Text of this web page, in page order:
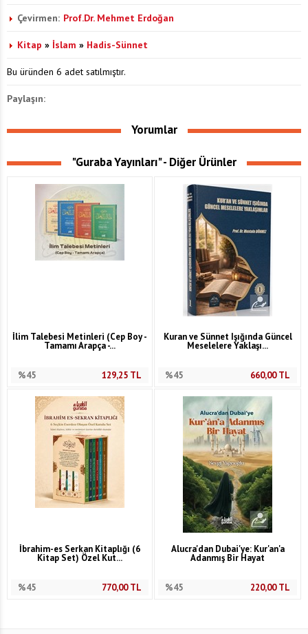
Çevirmen: Prof.Dr. Mehmet Erdoğan
Kitap » İslam » Hadis-Sünnet
Bu üründen 6 adet satılmıştır.
Paylaşın:
Yorumlar
"Guraba Yayınları" - Diğer Ürünler
İlim Talebesi Metinleri (Cep Boy -
Tamamı Arapça -...
%45 129,25TL
Kuran ve Sünnet Işığında Güncel
Meselelere Yaklaşı...
%45 660,00TL
İbrahim-es Serkan Kitaplığı (6
Kitap Set) Özel Kut...
%45 770,00TL
Alucra'dan Dubai'ye: Kur'an'a
Adanmış Bir Hayat
%45 220,00TL